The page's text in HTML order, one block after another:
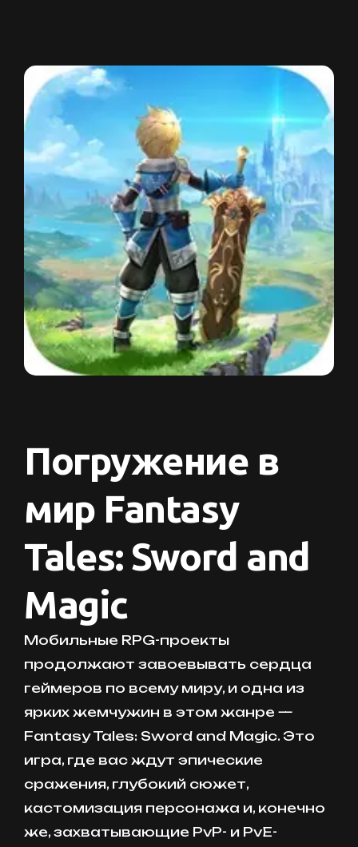
Погружение в
мир Fantasy
Tales: Sword and
Magic
Мобильные RPG-проекты
продолжают завоевывать сердца
геймеров по всему миру, и одна из
ярких жемчужин в этом жанре —
Fantasy Tales: Sword and Magic. Это
игра, где вас ждут эпические
сражения, глубокий сюжет,
кастомизация персонажа и, конечно
же, захватывающие PvP- и PvE-